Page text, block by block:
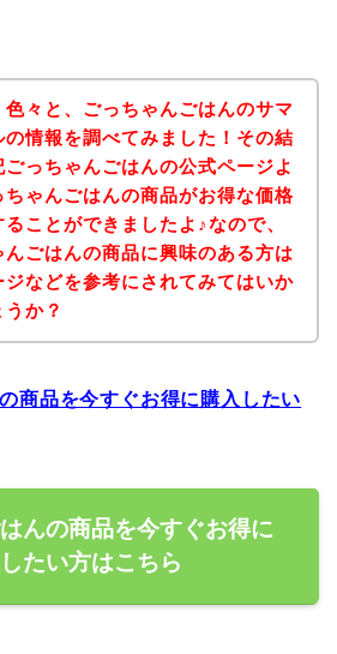
色々と、ごっちゃんごはんのサマ
の情報を調べてみました！その結
ごっちゃんごはんの公式ページよ
ちゃんごはんの商品がお得な価格
ことができましたよ♪なので、
んごはんの商品に興味のある方は
ジなどを参考にされてみてはいか
か？
商品を今すぐお得に購入したい
んの商品を今すぐお得に
たい方はこちら